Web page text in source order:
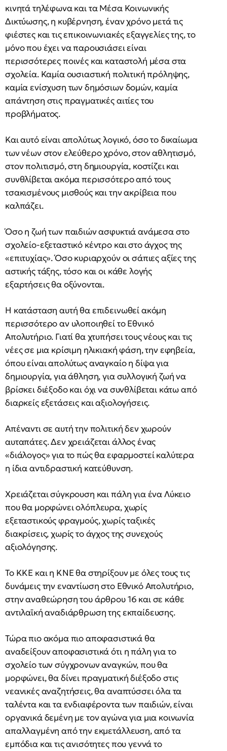
κινητά τηλέφωνα και τα Μέσα Κοινωνικής
Δικτύωσης, η κυβέρνηση, έναν χρόνο μετά τις
φιέστες και τις επικοινωνιακές εξαγγελίες της, το
μόνο που έχει να παρουσιάσει είναι
περισσότερες ποινές και καταστολή μέσα στα
σχολεία. Καμία ουσιαστική πολιτική πρόληψης,
καμία ενίσχυση των δημόσιων δομών, καμία
απάντηση στις πραγματικές αιτίες του
προβλήματος.
Και αυτό είναι απολύτως λογικό, όσο το δικαίωμα
των νέων στον ελεύθερο χρόνο, στον αθλητισμό,
στον πολιτισμό, στη δημιουργία, κοστίζει και
συνθλίβεται ακόμα περισσότερο από τους
τσακισμένους μισθούς και την ακρίβεια που
καλπάζει.
Όσο η ζωή των παιδιών ασφυκτιά ανάμεσα στο
σχολείο-εξεταστικό κέντρο και στο άγχος της
«επιτυχίας». Όσο κυριαρχούν οι σάπιες αξίες της
αστικής τάξης, τόσο και οι κάθε λογής
εξαρτήσεις θα οξύνονται.
Η κατάσταση αυτή θα επιδεινωθεί ακόμη
περισσότερο αν υλοποιηθεί το Εθνικό
Απολυτήριο. Γιατί θα χτυπήσει τους νέους και τις
νέες σε μια κρίσιμη ηλικιακή φάση, την εφηβεία,
όπου είναι απολύτως αναγκαίο η δίψα για
δημιουργία, για άθληση, για συλλογική ζωή να
βρίσκει διέξοδο και όχι να συνθλίβεται κάτω από
διαρκείς εξετάσεις και αξιολογήσεις.
Απέναντι σε αυτή την πολιτική δεν χωρούν
αυταπάτες. Δεν χρειάζεται άλλος ένας
«διάλογος» για το πώς θα εφαρμοστεί καλύτερα
η ίδια αντιδραστική κατεύθυνση.
Χρειάζεται σύγκρουση και πάλη για ένα Λύκειο
που θα μορφώνει ολόπλευρα, χωρίς
εξεταστικούς φραγμούς, χωρίς ταξικές
διακρίσεις, χωρίς το άγχος της συνεχούς
αξιολόγησης.
Το ΚΚΕ και η ΚΝΕ θα στηρίξουν με όλες τους τις
δυνάμεις την εναντίωση στο Εθνικό Απολυτήριο,
στην αναθεώρηση του άρθρου 16 και σε κάθε
αντιλαϊκή αναδιάρθρωση της εκπαίδευσης.
Τώρα πιο ακόμα πιο αποφασιστικά θα
αναδείξουν αποφασιστικά ότι η πάλη για το
σχολείο των σύγχρονων αναγκών, που θα
μορφώνει, θα δίνει πραγματική διέξοδο στις
νεανικές αναζητήσεις, θα αναπτύσσει όλα τα
ταλέντα και τα ενδιαφέροντα των παιδιών, είναι
οργανικά δεμένη με τον αγώνα για μια κοινωνία
απαλλαγμένη από την εκμετάλλευση, από τα
εμπόδια και τις ανισότητες που γεννά το